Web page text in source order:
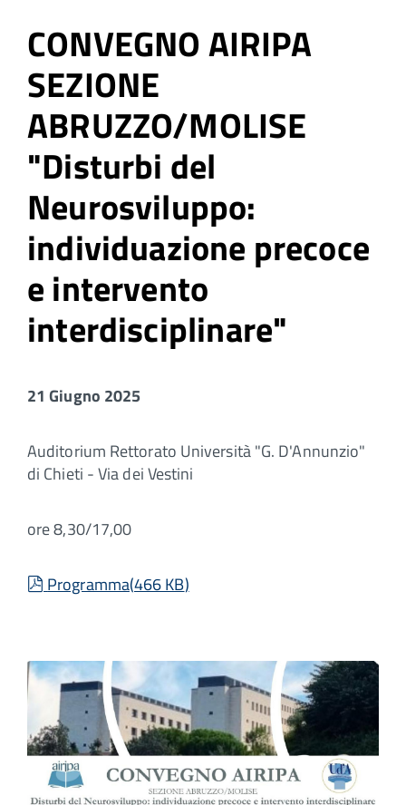
CONVEGNO AIRIPA
SEZIONE
ABRUZZO/MOLISE
"Disturbi del
Neurosviluppo:
individuazione precoce
e intervento
interdisciplinare"
21 Giugno 2025
Auditorium Rettorato Università "G. D'Annunzio"
di Chieti - Via dei Vestini
ore 8,30/17,00
pdf
Programma(466 KB)